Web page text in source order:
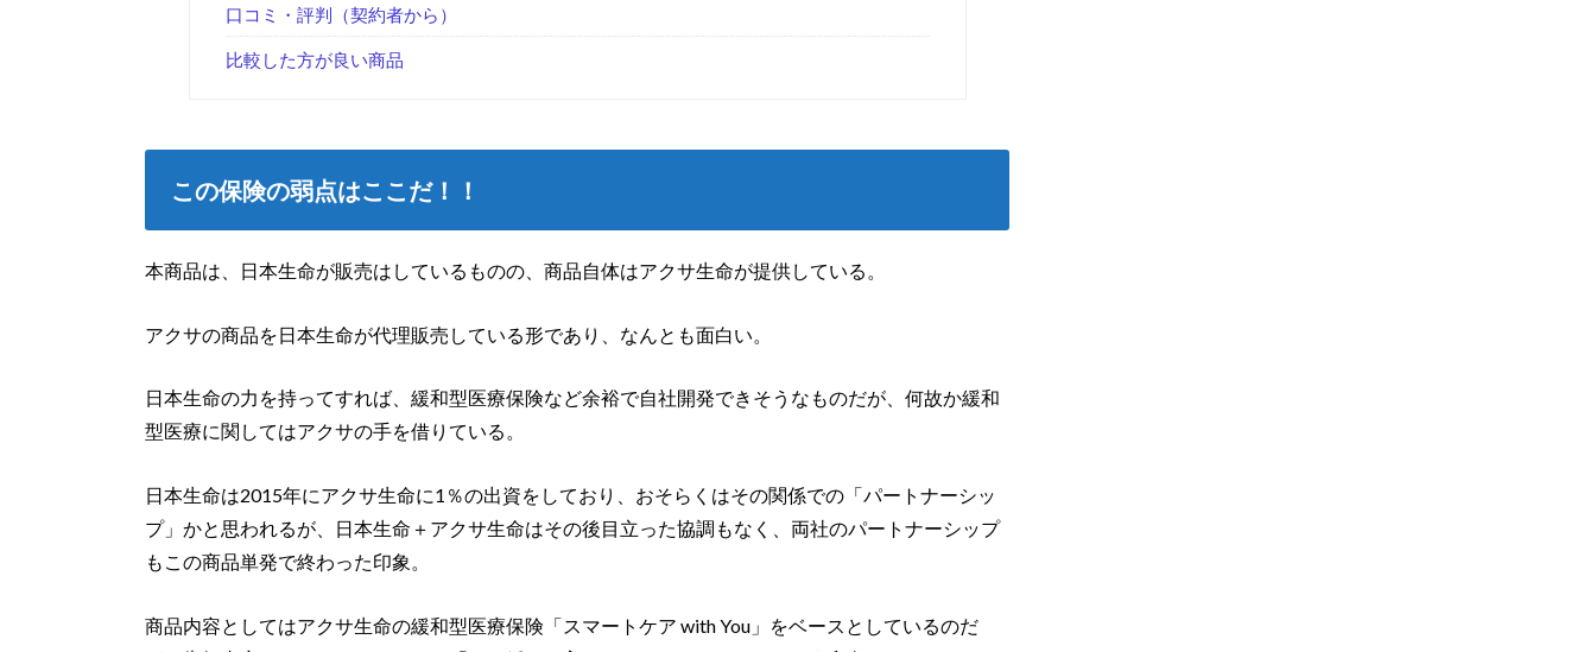
口コミ・評判（契約者から）
比較した方が良い商品
この保険の弱点はここだ！！
本商品は、日本生命が販売はしているものの、商品自体はアクサ生命が提供している。
アクサの商品を日本生命が代理販売している形であり、なんとも面白い。
日本生命の力を持ってすれば、緩和型医療保険など余裕で自社開発できそうなものだが、何故か緩和
型医療に関してはアクサの手を借りている。
日本生命は2015年にアクサ生命に1％の出資をしており、おそらくはその関係での「パートナーシッ
プ」かと思われるが、日本生命＋アクサ生命はその後目立った協調もなく、両社のパートナーシップ
もこの商品単発で終わった印象。
商品内容としてはアクサ生命の緩和型医療保険「スマートケア with You」をベースとしているのだ